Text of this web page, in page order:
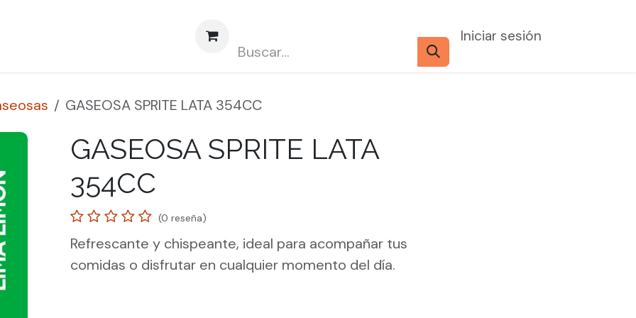
Abasto CLUBCARD Iniciar sesión
GASEOSA SPRITE LATA 354CC
GASEOSA SPRITE LATA
354CC
(0 reseña)
Refrescante y chispeante, ideal para acompañar tus
comidas o disfrutar en cualquier momento del día.